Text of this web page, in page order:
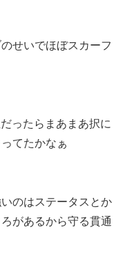
せいでほぼスカーフ
ったらまあまあ択に
てたかなぁ
のはステータスとか
があるから守る貫通